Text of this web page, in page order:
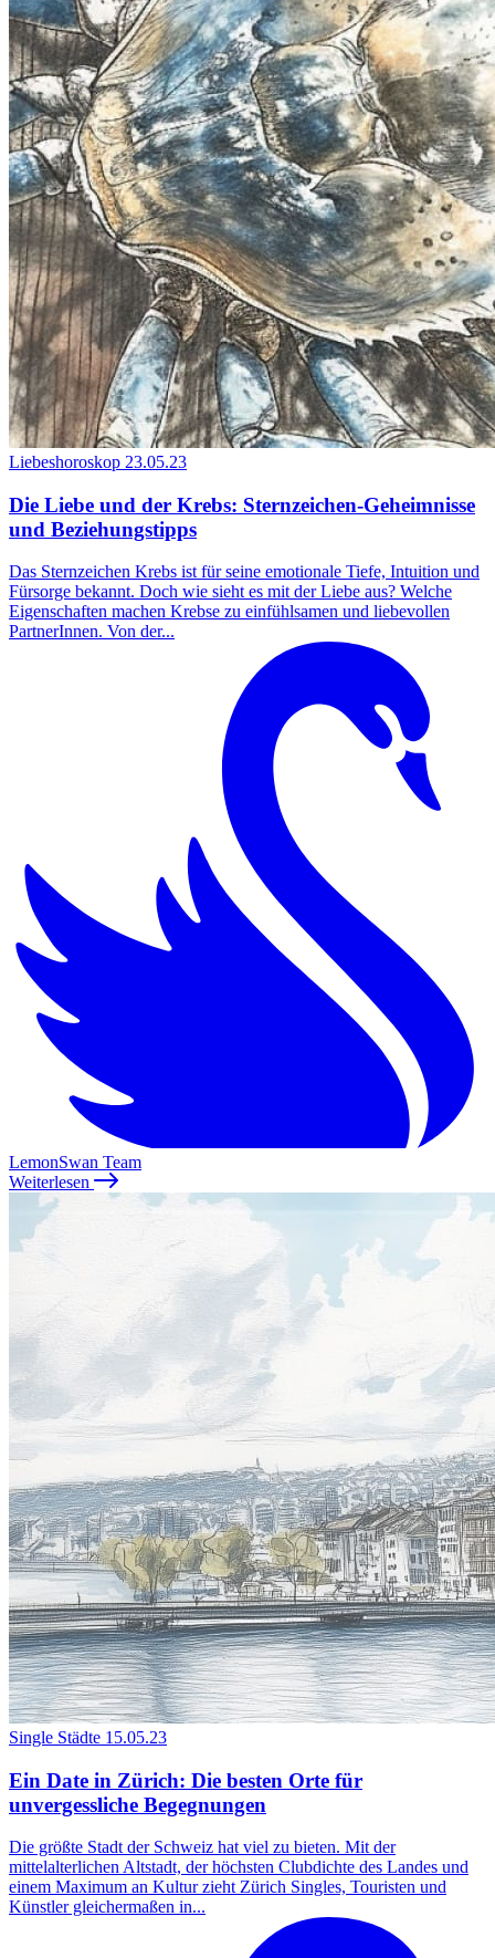
Liebeshoroskop 23.05.23
Die Liebe und der Krebs: Sternzeichen-Geheimnisse
und Beziehungstipps
Das Sternzeichen Krebs ist für seine emotionale Tiefe, Intuition und
Fürsorge bekannt. Doch wie sieht es mit der Liebe aus? Welche
Eigenschaften machen Krebse zu einfühlsamen und liebevollen
PartnerInnen. Von der...
LemonSwan Team
Weiterlesen
Single Städte 15.05.23
Ein Date in Zürich: Die besten Orte für
unvergessliche Begegnungen
Die größte Stadt der Schweiz hat viel zu bieten. Mit der
mittelalterlichen Altstadt, der höchsten Clubdichte des Landes und
einem Maximum an Kultur zieht Zürich Singles, Touristen und
Künstler gleichermaßen in...